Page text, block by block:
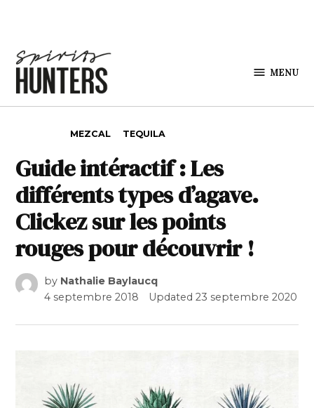
MENU
MEZCAL TEQUILA
Guide intéractif : Les
différents types d’agave.
Clickez sur les points
rouges pour découvrir !
by Nathalie Baylaucq
4 septembre 2018
Updated23 septembre 2020